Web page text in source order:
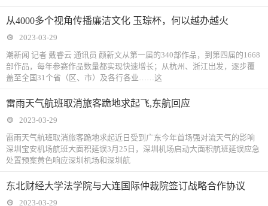
从4000多个视角传播廉洁文化 玉琮杯，何以越办越火
2023-03-29
潮新闻 记者 戴睿云 通讯员 颜新文从第一届的340部作品，到第四届的1668
部作品，每年参赛作品数量都实现快速增长；从杭州、浙江出发，逐步覆
盖至全国31个省（区、市）及各行各业……这
雷雨天气航班取消旅客跪地求起飞,东航回应
2023-03-29
雷雨天气航班取消旅客跪地求起近日受到广东今年首场强对流天气的影响
深圳宝安机场航班大面积延误3月25日，深圳机场启动大面积航班延误应急
处置预案黄色响应深圳机场和深圳航
东北财经大学法学院与大连国际仲裁院签订战略合作协议
2023-03-29